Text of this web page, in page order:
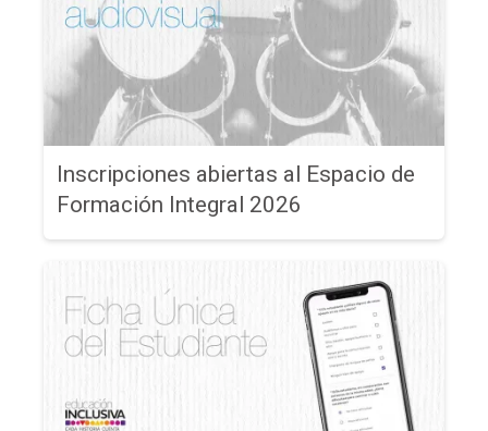
Inscripciones abiertas al Espacio de
Formación Integral 2026